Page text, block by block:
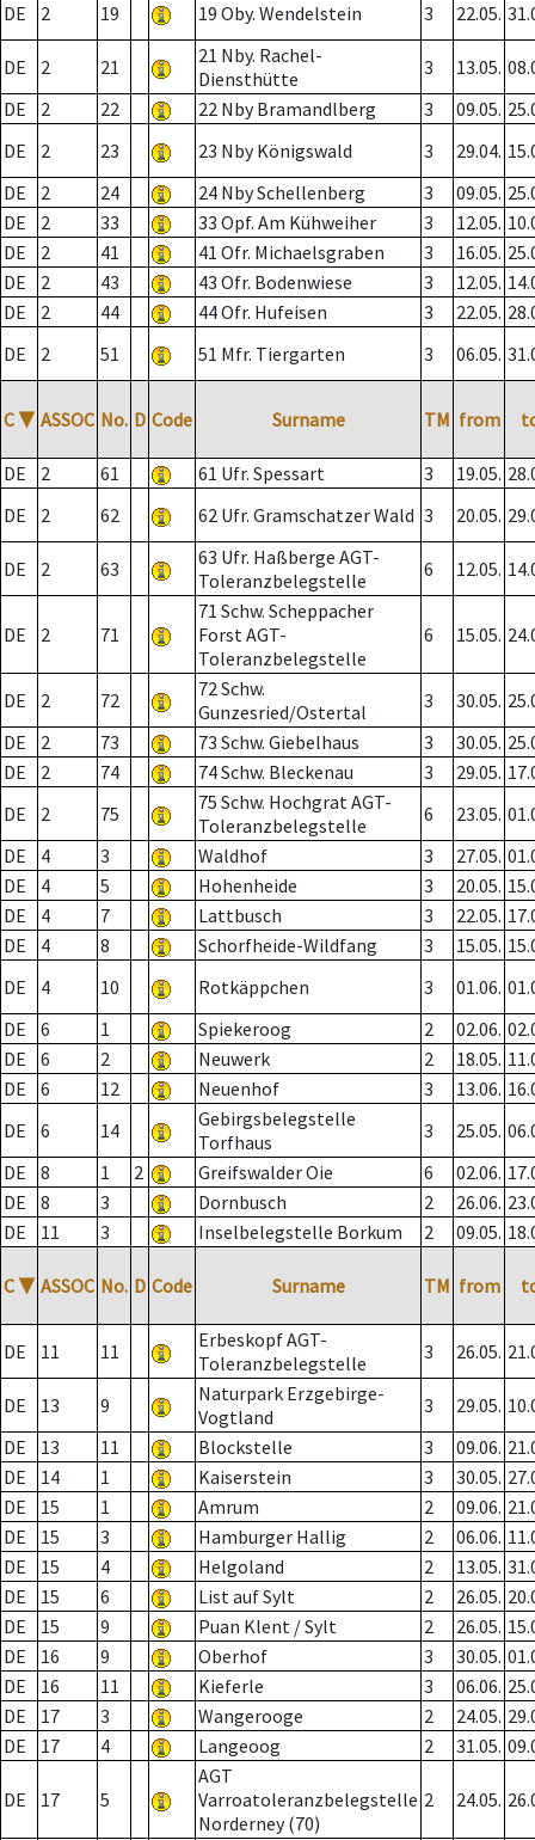
DE
2 19 19 Oby. Wendelstein 3 22.05.
DE 2 21
21 Nby. Rachel-
Diensthütte
3 13.05.
DE
2 22 22 Nby Bramandlberg 3 09.05.
DE
2 23 23 Nby Königswald 3 29.04.
DE
2 24 24 Nby Schellenberg 3 09.05.
DE
2 33 33 Opf. Am Kühweiher 3 12.05.
DE
2 41 41 Ofr. Michaelsgraben 3 16.05.
DE
2 43 43 Ofr. Bodenwiese 3 12.05.
DE
2 44 44 Ofr. Hufeisen 3 22.05.
DE
2 51 51 Mfr. Tiergarten 3 06.05.
C ▼ ASSOC No. D Code Surname TM from
DE 2 61 61 Ufr. Spessart 3 19.05.
DE
2 62 62 Ufr. Gramschatzer Wald 3 20.05.
DE 2 63
63 Ufr. Haßberge AGT-
Toleranzbelegstelle
6 12.05.
DE 2 71
71 Schw. Scheppacher
Forst AGT-
Toleranzbelegstelle
6 15.05.
DE 2 72
72 Schw.
Gunzesried/Ostertal
3 30.05.
DE
2 73 73 Schw. Giebelhaus 3 30.05.
DE
2 74 74 Schw. Bleckenau 3 29.05.
DE
2 75
75 Schw. Hochgrat AGT-
Toleranzbelegstelle
6 23.05.
DE
4 3 Waldhof 3 27.05.
DE
4 5 Hohenheide 3 20.05.
DE
4 7 Lattbusch 3 22.05.
DE
4 8 Schorfheide-Wildfang 3 15.05.
DE
4 10 Rotkäppchen 3 01.06.
DE
6 1 Spiekeroog 2 02.06.
DE
6 2 Neuwerk 2 18.05.
DE
6 12 Neuenhof 3 13.06.
DE
6 14
Gebirgsbelegstelle
Torfhaus
3 25.05.
DE
8 1 2 Greifswalder Oie 6 02.06.
DE
8 3 Dornbusch 2 26.06.
DE
11 3 Inselbelegstelle Borkum 2 09.05.
C ▼ ASSOC No. D Code Surname TM from
DE 11 11
Erbeskopf AGT-
Toleranzbelegstelle
3 26.05.
DE 13 9
Naturpark Erzgebirge-
Vogtland
3 29.05.
DE
13 11 Blockstelle 3 09.06.
DE
14 1 Kaiserstein 3 30.05.
DE
15 1 Amrum 2 09.06.
DE
15 3 Hamburger Hallig 2 06.06.
DE
15 4 Helgoland 2 13.05.
DE
15 6 List auf Sylt 2 26.05.
DE
15 9 Puan Klent / Sylt 2 26.05.
DE
16 9 Oberhof 3 30.05.
DE
16 11 Kieferle 3 06.06.
DE
17 3 Wangerooge 2 24.05.
DE
17 4 Langeoog 2 31.05.
DE 17 5
AGT
Varroatoleranzbelegstelle
Norderney (70)
2 24.05.